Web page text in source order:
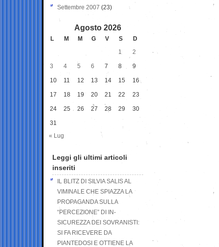
Settembre 2007 (23)
Agosto 2026
L M M G V S
D
1
2
3 4 5 6 7 8 9
10 11 12 13 14 15 16
17 18 19 20 21 22 23
24 25 26 27 28 29 30
31
« Lug
Leggi gli ultimi articoli
inseriti
IL BLITZ DI SILVIA SALIS AL
VIMINALE CHE SPIAZZA LA
PROPAGANDA SULLA
“PERCEZIONE” DI IN-
SICUREZZA DEI SOVRANISTI:
SI FA RICEVERE DA
PIANTEDOSI E OTTIENE LA